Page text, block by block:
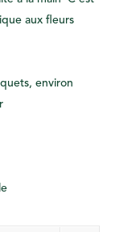
aux fleurs
environ